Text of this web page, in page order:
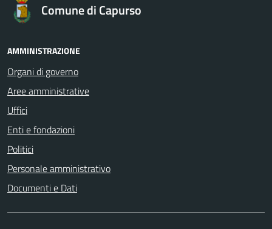
Comune di Capurso
AMMINISTRAZIONE
Organi di governo
Aree amministrative
Uffici
Enti e fondazioni
Politici
Personale amministrativo
Documenti e Dati